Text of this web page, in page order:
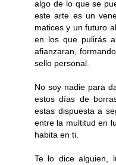
algo de lo que se
este arte es un
matices y un futuro
en los que pulirás
afianzaran,
sello personal.
No soy nadie para
estos días de
estas dispuesta a
entre la multitud en
habita en ti.
Te lo dice alguien,